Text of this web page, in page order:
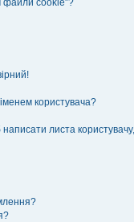
файли cookie”?
користувача?
листа користувачу,